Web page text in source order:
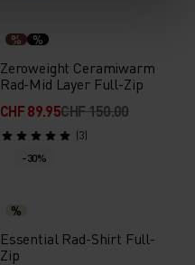
% %
Zeroweight Ceramiwarm
Rad-Mid Layer Full-Zip
CHF 89.95CHF 150.00
(3)
-30%
%
Essential Rad-Shirt Full-
Zip